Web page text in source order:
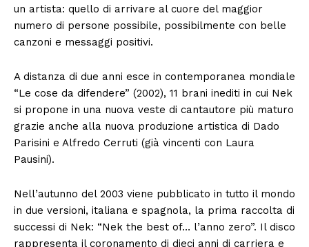
un artista: quello di arrivare al cuore del maggior
numero di persone possibile, possibilmente con belle
canzoni e messaggi positivi.
A distanza di due anni esce in contemporanea mondiale
“Le cose da difendere” (2002), 11 brani inediti in cui Nek
si propone in una nuova veste di cantautore più maturo
grazie anche alla nuova produzione artistica di Dado
Parisini e Alfredo Cerruti (già vincenti con Laura
Pausini).
Nell’autunno del 2003 viene pubblicato in tutto il mondo
in due versioni, italiana e spagnola, la prima raccolta di
successi di Nek: “Nek the best of… l’anno zero”. Il disco
rappresenta il coronamento di dieci anni di carriera e